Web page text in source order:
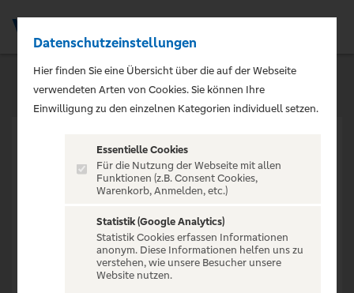
VERANSTALTUNG NICHT
GEFUNDEN
Datenschutzeinstellungen
Hier finden Sie eine Übersicht über die auf der Webseite
verwendeten Arten von Cookies. Sie können Ihre
Einwilligung zu den einzelnen Kategorien individuell setzen.
Essentielle Cookies
Für die Nutzung der Webseite mit allen
Funktionen (z.B. Consent Cookies,
Warenkorb, Anmelden, etc.)
Statistik (Google Analytics)
Statistik Cookies erfassen Informationen
anonym. Diese Informationen helfen uns zu
verstehen, wie unsere Besucher unsere
Website nutzen.